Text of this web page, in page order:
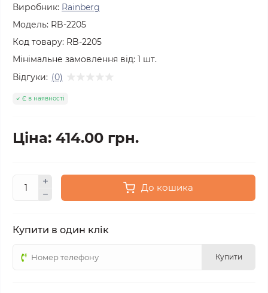
Виробник: Rainberg
Модель: RB-2205
Код товару: RB-2205
Мінімальне замовлення від: 1 шт.
Відгуки: (0)
Є в наявності
Ціна: 414.00 грн.
До кошика
Купити в один клік
Купити